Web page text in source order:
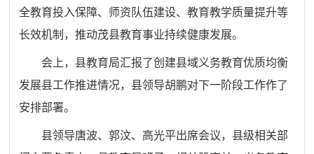
全教育投入保障、师资队伍建设、教育教学质量提升等
长效机制，推动茂县教育事业持续健康发展。
会上，县教育局汇报了创建县域义务教育优质均衡
发展县工作推进情况，县领导胡鹏对下一阶段工作作了
安排部署。
县领导唐波、郭汶、高光平出席会议，县级相关部